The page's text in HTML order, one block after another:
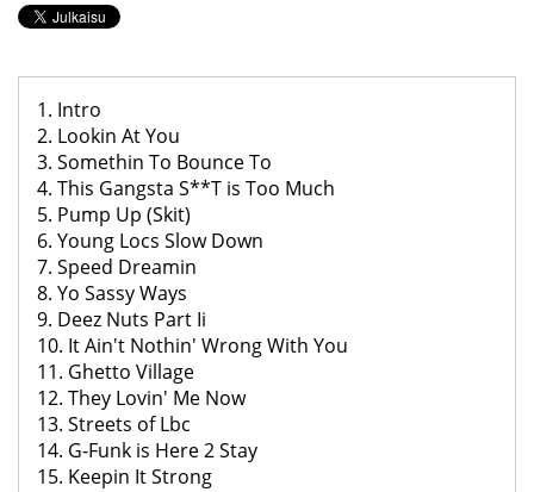
1. Intro
2. Lookin At You
3. Somethin To Bounce To
4. This Gangsta S**T is Too Much
5. Pump Up (Skit)
6. Young Locs Slow Down
7. Speed Dreamin
8. Yo Sassy Ways
9. Deez Nuts Part Ii
10. It Ain't Nothin' Wrong With You
11. Ghetto Village
12. They Lovin' Me Now
13. Streets of Lbc
14. G-Funk is Here 2 Stay
15. Keepin It Strong